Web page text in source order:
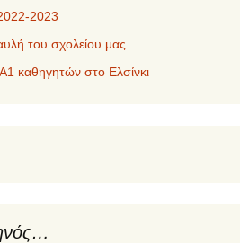
2023
του σχολείου μας
καθηγητών στο Ελσίνκι